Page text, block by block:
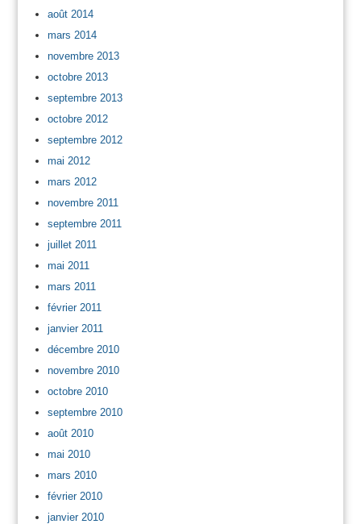
août 2014
mars 2014
novembre 2013
octobre 2013
septembre 2013
octobre 2012
septembre 2012
mai 2012
mars 2012
novembre 2011
septembre 2011
juillet 2011
mai 2011
mars 2011
février 2011
janvier 2011
décembre 2010
novembre 2010
octobre 2010
septembre 2010
août 2010
mai 2010
mars 2010
février 2010
janvier 2010